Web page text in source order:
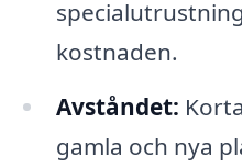
kostnaden.
Avståndet:
gamla och nya